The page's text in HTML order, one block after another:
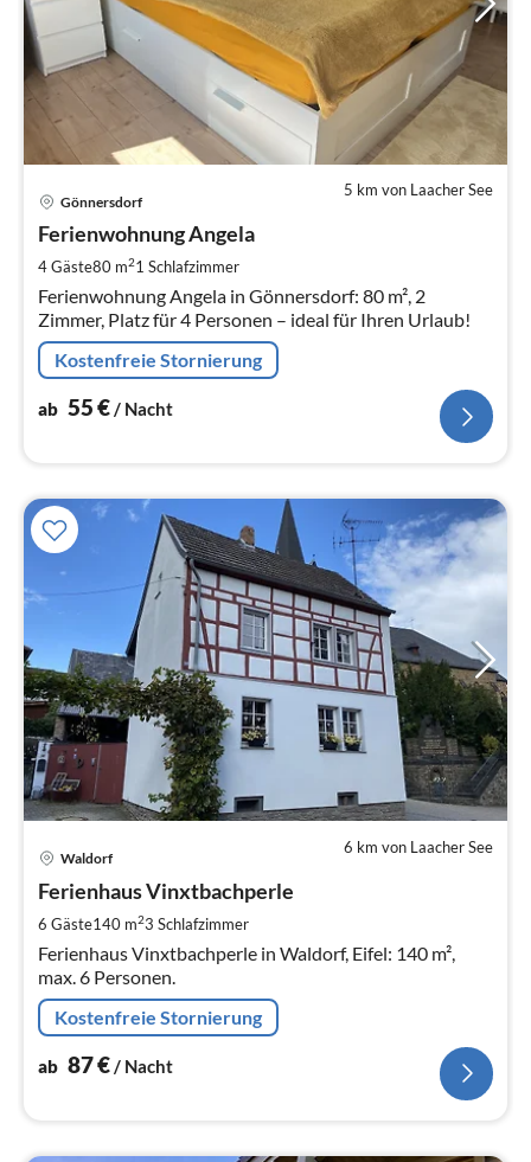
5 km von Laacher See
Gönnersdorf
Ferienwohnung Angela
4 Gäste80 m21 Schlafzimmer
Ferienwohnung Angela in Gönnersdorf: 80 m², 2
Zimmer, Platz für 4 Personen – ideal für Ihren Urlaub!
Kostenfreie Stornierung
ab 55€/ Nacht
6 km von Laacher See
Waldorf
Ferienhaus Vinxtbachperle
6 Gäste140 m23 Schlafzimmer
Ferienhaus Vinxtbachperle in Waldorf, Eifel: 140 m²,
max. 6 Personen.
Kostenfreie Stornierung
ab 87€/ Nacht